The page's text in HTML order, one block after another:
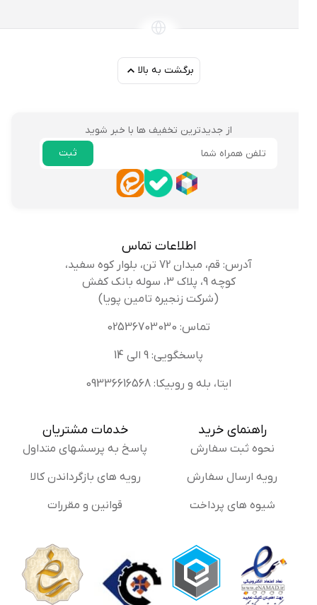
برگشت به بالا
از جدیدترین تخفیف ها با خبر شوید
اطلاعات تماس
آدرس: قم، میدان 72 تن، بلوار کوه سفید،
کوچه 9، پلاک 3، سوله بانک کفش
(شرکت زنجیره تامین پویا)
تماس: 02536703030
پاسخگویی: 9 الی 14
ایتا، بله و روبیکا: 09336616568
راهنمای خرید
نحوه ثبت سفارش
رویه ارسال سفارش
شیوه های پرداخت
خدمات مشتریان
پاسخ به پرسشهای متداول
رویه های بازگرداندن کالا
قوانین و مقررات